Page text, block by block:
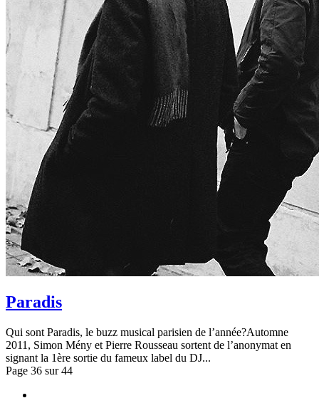
Paradis
Qui sont Paradis, le buzz musical parisien de l’année?Automne
2011, Simon Mény et Pierre Rousseau sortent de l’anonymat en
signant la 1ère sortie du fameux label du DJ...
Page 36 sur 44